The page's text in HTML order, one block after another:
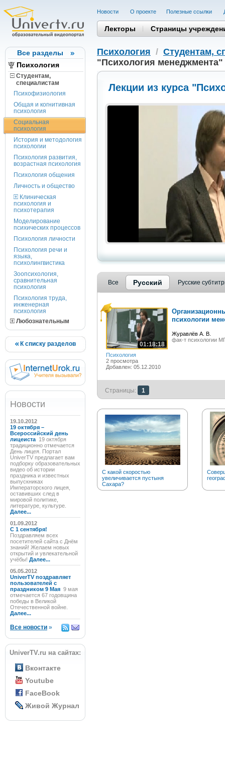
Все разделы
Психология
Студентам,
cпециалистам
Психофизиология
Общая и когнитивная
психология
Социальная
психология
История и методология
психологии
Психология развития,
возрастная психология
Психология общения
Личность и общество
Клиническая
психология и
психотерапия
Моделирование
психических процессов
Психология личности
Психология речи и
языка,
психолингвистика
Зоопсихология,
сравнительная
психология
Психология труда,
инженерная
психология
Любознательным
К списку разделов
Новости
19.10.2012
19 октября –
Всероссийский день
лицеиста 19 октября
традиционно отмечается
День лицея. Портал
UniverTV предлагает вам
подборку образовательных
видео об истории
праздника и известных
выпускниках
Императорского лицея,
оставивших след в
мировой политике,
литературе, культуре.
Далее...
01.09.2012
C 1 сентября!
Поздравляем всех
посетителей сайта с Днём
знаний! Желаем новых
открытий и увлекательной
учёбы! Далее...
05.05.2012
UniverTV поздравляет
пользователей с
праздником 9 Мая 9 мая
отмечается 67 годовщина
победы в Великой
Отечественной войне.
Далее...
Все новости »
UniverTV.ru на сайтах:
Вконтакте
Youtube
FaceBook
Живой Журнал
Новости О проекте Полезные cсылки
Лекторы Страницы
Психология / Студентам,
"Психология менеджмента"
Лекции из курса
Все Русский Русские
01:18:18
Психология
2 просмотра
Добавлен: 05.12.2010
психологии
Журавлёв А. В.
фак-т психологии
Страницы: 1
С какой скоростью
увеличивается пустыня
Сахара?